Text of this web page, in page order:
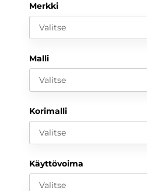
Merkki
Valitse
Malli
Valitse
Korimalli
Valitse
Käyttövoima
Valitse